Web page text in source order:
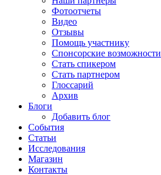
Фотоотчеты
Видео
Отзывы
Помощь участнику
Спонсорские возможности
Стать спикером
Стать партнером
Глоссарий
Архив
Блоги
Добавить блог
События
Статьи
Исследования
Магазин
Контакты